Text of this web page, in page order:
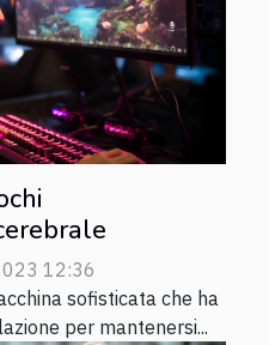
12:36
sofisticata che ha
per mantenersi...